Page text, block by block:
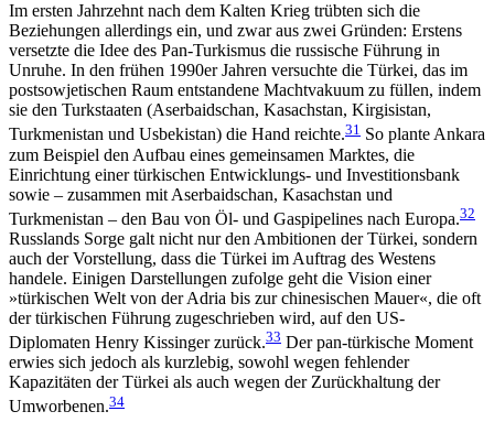
Im ersten Jahrzehnt nach dem Kalten Krieg trübten sich die
Beziehungen allerdings ein, und zwar aus zwei Gründen: Erstens
versetzte die Idee des Pan-Turkismus die russische Führung in
Unruhe. In den frühen 1990er Jahren versuchte die Türkei, das im
postsowjetischen Raum entstandene Machtvakuum zu füllen, indem
sie den Turkstaaten (Aserbaidschan, Kasachstan, Kirgisistan,
Turkmenistan und Usbekistan) die Hand reichte.31 So plante Ankara
zum Bei­spiel den Aufbau eines gemeinsamen Marktes, die
Einrichtung einer türkischen Entwicklungs- und Inves­titionsbank
sowie – zusammen mit Aserbai­dschan, Kasachstan und
Turkmenistan – den Bau von Öl- und Gaspipelines nach Europa.32
Russlands Sorge galt nicht nur den Ambitionen der Türkei, son­dern
auch der Vorstellung, dass die Türkei im Auftrag des Westens
handele. Einigen Darstellungen zufolge geht die Vision einer
»türkischen Welt von der Adria bis zur chinesischen Mauer«, die oft
der türkischen Führung zugeschrieben wird, auf den US-
Diplomaten Henry Kissinger zurück.33 Der pan-türkische Moment
erwies sich jedoch als kurzlebig, sowohl wegen feh­lender
Kapazitäten der Türkei als auch wegen der Zurückhaltung der
Umworbenen.34